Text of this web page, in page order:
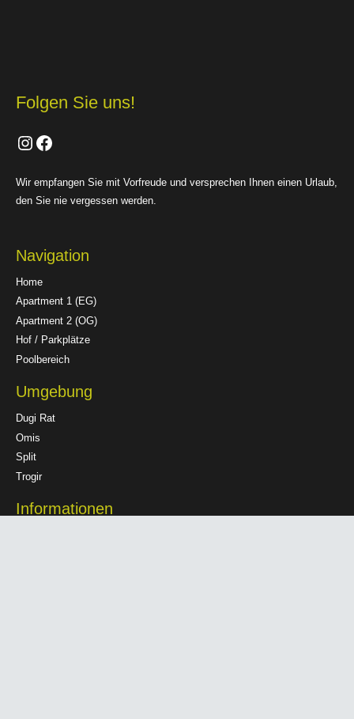
Folgen Sie uns!
Instagram
Facebook
Wir empfangen Sie mit Vorfreude und versprechen Ihnen einen Urlaub,
den Sie nie vergessen werden.
Navigation
Home
Apartment 1 (EG)
Apartment 2 (OG)
Hof / Parkplätze
Poolbereich
Umgebung
Dugi Rat
Omis
Split
Trogir
Informationen